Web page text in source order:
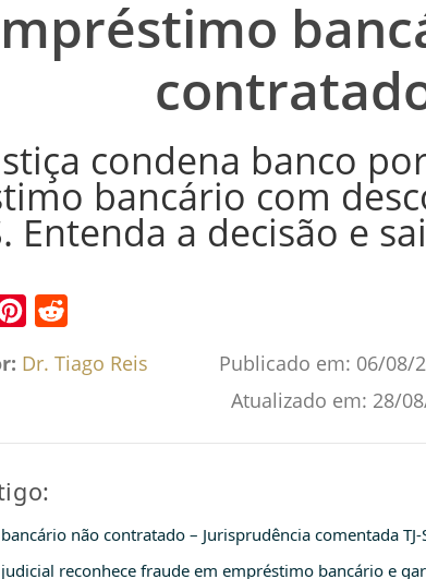
condena banco
bancário com
Entenda a decisão e
Dr. Tiago Reis Publicado em: 06/08/
Atualizado em: 28/
não contratado – Jurisprudência comentada TJ-
reconhece fraude em empréstimo bancário e